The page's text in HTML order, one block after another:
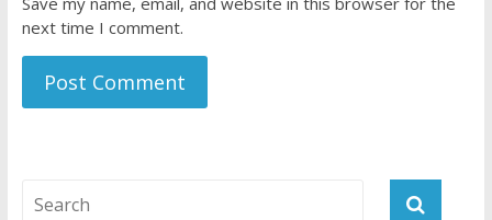
next time I comment.